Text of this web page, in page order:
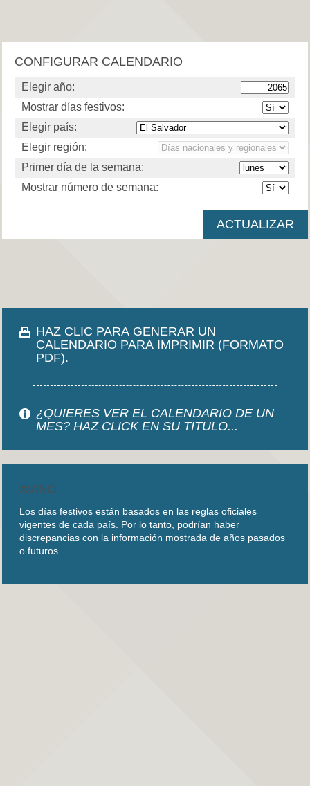
CONFIGURAR CALENDARIO
Elegir año:
Mostrar días festivos:
Elegir país:
Elegir región:
Primer día de la semana:
Mostrar número de semana:
HAZ CLIC PARA GENERAR UN
CALENDARIO PARA IMPRIMIR (FORMATO
PDF).
¿QUIERES VER EL CALENDARIO DE UN
MES? HAZ CLICK EN SU TITULO...
AVISO
Los días festivos están basados en las reglas oficiales
vigentes de cada país. Por lo tanto, podrían haber
discrepancias con la información mostrada de años pasados
o futuros.